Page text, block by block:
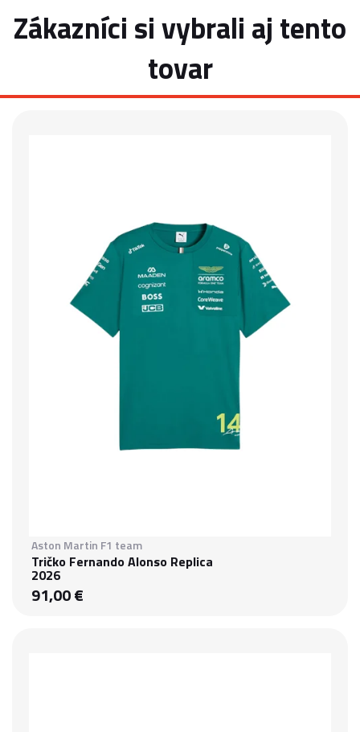
Zákazníci si vybrali aj tento
tovar
Aston Martin F1 team
Tričko Fernando Alonso Replica
2026
91,00 €